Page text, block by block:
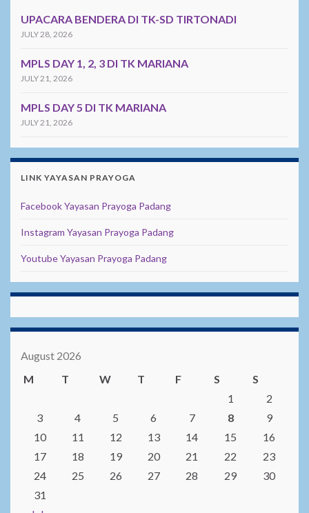
UPACARA BENDERA DI TK-SD TIRTONADI
JULY 28, 2026
MPLS DAY 1, 2, 3 DI TK MARIANA
JULY 21, 2026
MPLS DAY 5 DI TK MARIANA
JULY 21, 2026
LINK YAYASAN PRAYOGA
Facebook Yayasan Prayoga Padang
Instagram Yayasan Prayoga Padang
Youtube Yayasan Prayoga Padang
August 2026
M
T W T F S S
1
2
3
4 5 6 7 8
9
10
11 12 13 14 15
16
17
18 19 20 21 22
23
24
25 26 27 28 29
30
31